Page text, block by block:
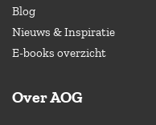
Blog
Nieuws & Inspiratie
E-books overzicht
Over AOG